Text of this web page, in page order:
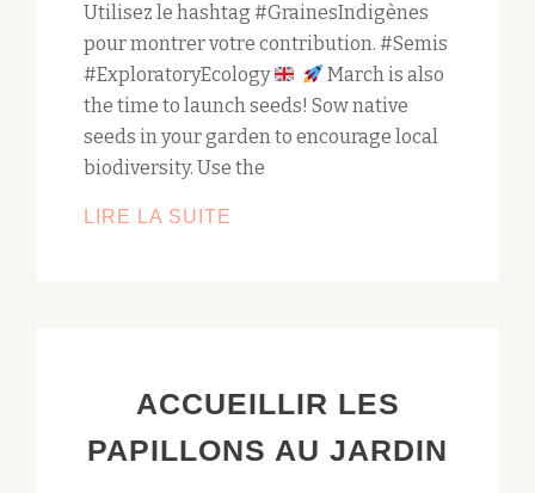
Utilisez le hashtag #GrainesIndigènes
pour montrer votre contribution. #Semis
#ExploratoryEcology
March is also
the time to launch seeds! Sow native
seeds in your garden to encourage local
biodiversity. Use the
LIRE LA SUITE
ACCUEILLIR LES
PAPILLONS AU JARDIN